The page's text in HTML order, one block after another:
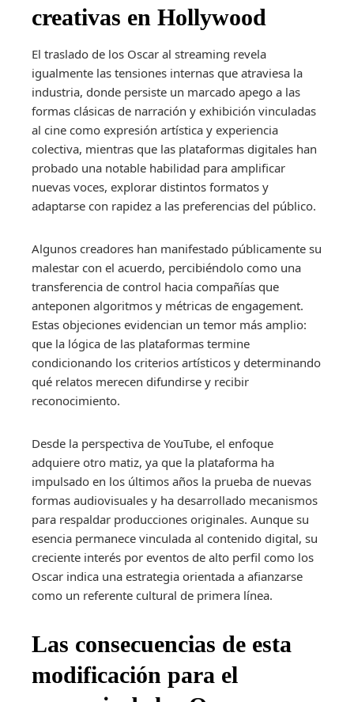
creativas en Hollywood
El traslado de los Oscar al streaming revela
igualmente las tensiones internas que atraviesa la
industria, donde persiste un marcado apego a las
formas clásicas de narración y exhibición vinculadas
al cine como expresión artística y experiencia
colectiva, mientras que las plataformas digitales han
probado una notable habilidad para amplificar
nuevas voces, explorar distintos formatos y
adaptarse con rapidez a las preferencias del público.
Algunos creadores han manifestado públicamente su
malestar con el acuerdo, percibiéndolo como una
transferencia de control hacia compañías que
anteponen algoritmos y métricas de engagement.
Estas objeciones evidencian un temor más amplio:
que la lógica de las plataformas termine
condicionando los criterios artísticos y determinando
qué relatos merecen difundirse y recibir
reconocimiento.
Desde la perspectiva de YouTube, el enfoque
adquiere otro matiz, ya que la plataforma ha
impulsado en los últimos años la prueba de nuevas
formas audiovisuales y ha desarrollado mecanismos
para respaldar producciones originales. Aunque su
esencia permanece vinculada al contenido digital, su
creciente interés por eventos de alto perfil como los
Oscar indica una estrategia orientada a afianzarse
como un referente cultural de primera línea.
Las consecuencias de esta
modificación para el